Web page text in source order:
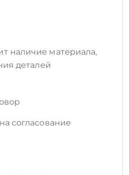
наличие материала,
деталей
согласование